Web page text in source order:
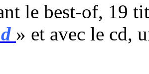
le best-of, 19
» et avec le cd,